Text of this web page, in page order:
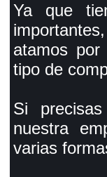
Ya que
atamos
tipo de
Si
nuestra
varias